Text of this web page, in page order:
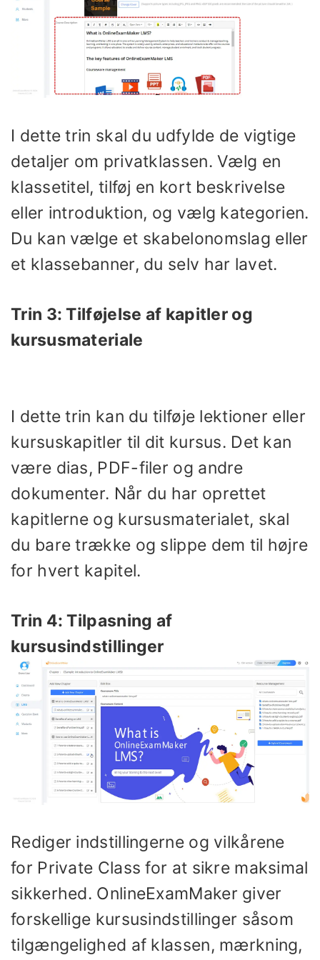
I dette trin skal du udfylde de vigtige
detaljer om privatklassen. Vælg en
klassetitel, tilføj en kort beskrivelse
eller introduktion, og vælg kategorien.
Du kan vælge et skabelonomslag eller
et klassebanner, du selv har lavet.
Trin 3: Tilføjelse af kapitler og
kursusmateriale
I dette trin kan du tilføje lektioner eller
kursuskapitler til dit kursus. Det kan
være dias, PDF-filer og andre
dokumenter. Når du har oprettet
kapitlerne og kursusmaterialet, skal
du bare trække og slippe dem til højre
for hvert kapitel.
Trin 4: Tilpasning af
kursusindstillinger
Rediger indstillingerne og vilkårene
for Private Class for at sikre maksimal
sikkerhed. OnlineExamMaker giver
forskellige kursusindstillinger såsom
tilgængelighed af klassen, mærkning,